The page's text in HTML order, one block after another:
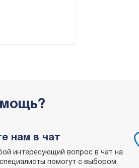
нам в чат
интересующий вопрос в чат на
помогут с выбором